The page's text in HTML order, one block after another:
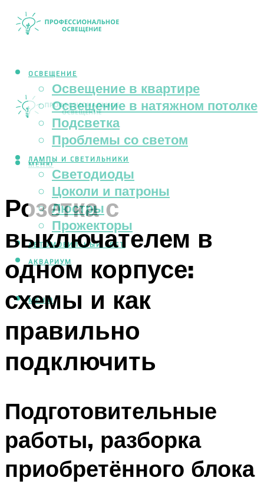
ОСВЕЩЕНИЕ
Освещение в квартире
Освещение в натяжном потолке
Подсветка
Проблемы со светом
ЛАМПЫ И СВЕТИЛЬНИКИ
Светодиоды
Цоколи и патроны
Люстры
Прожекторы
АВТОМОБИЛЬНЫЙ СВЕТ
АКВАРИУМ
МЕНЮ
МЕНЮ
Розетка с
выключателем в
одном корпусе:
схемы и как
правильно
подключить
Подготовительные
работы, разборка
приобретённого блока